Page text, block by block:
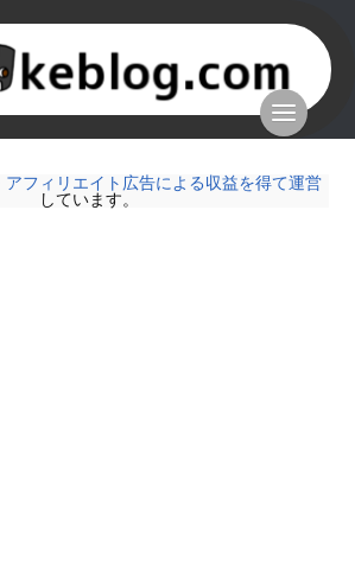
アフィリエイト広告による収益を得て運営
しています。